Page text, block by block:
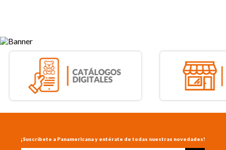
¡Suscríbete a Panamericana y entérate de todas nuestras novedades!